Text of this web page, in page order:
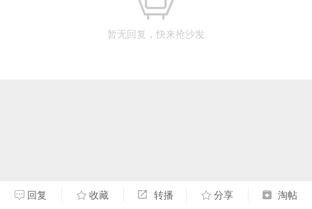
暂无回复，快来抢沙发
回复 收藏 转播 分享 淘帖